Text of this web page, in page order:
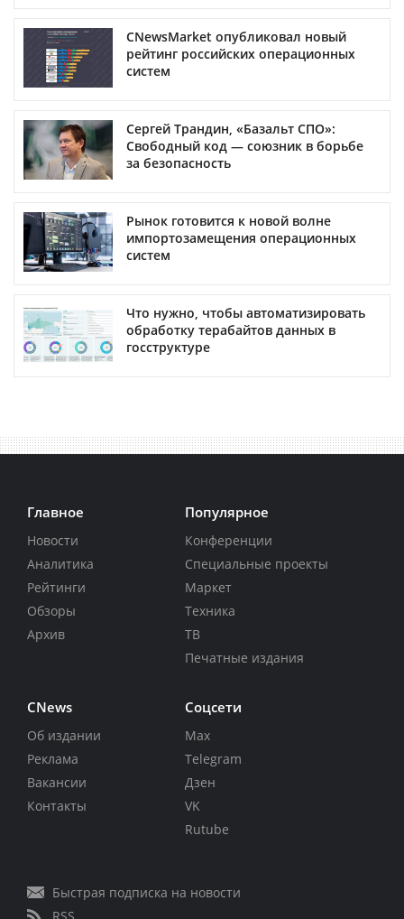
CNewsMarket опубликовал новый
рейтинг российских операционных
систем
Сергей Трандин, «Базальт СПО»:
Свободный код — союзник в борьбе
за безопасность
Рынок готовится к новой волне
импортозамещения операционных
систем
Что нужно, чтобы автоматизировать
обработку терабайтов данных в
госструктуре
Главное
Новости
Аналитика
Рейтинги
Обзоры
Архив
Популярное
Конференции
Специальные проекты
Маркет
Техника
ТВ
Печатные издания
CNews
Об издании
Реклама
Вакансии
Контакты
Соцсети
Max
Telegram
Дзен
VK
Rutube
Быстрая подписка на новости